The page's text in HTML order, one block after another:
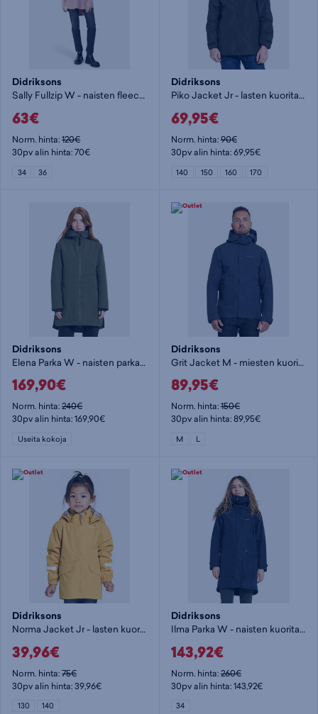
Didriksons
Sally Fullzip W - naisten fleecetakki
63€
Norm. hinta:120€
30pv alin hinta: 70€
34 36
Didriksons
Piko Jacket Jr - lasten kuoritakki
69,95€
Norm. hinta:90€
30pv alin hinta: 69,95€
140 150 160 170
Didriksons
Elena Parka W - naisten parkatakki
169,90€
Norm. hinta:240€
30pv alin hinta: 169,90€
Useita kokoja
Didriksons
Grit Jacket M - miesten kuoritakki
89,95€
Norm. hinta:150€
30pv alin hinta: 89,95€
M L
Didriksons
Norma Jacket Jr - lasten kuoritakki
39,96€
Norm. hinta:75€
30pv alin hinta: 39,96€
130 140
Didriksons
Ilma Parka W - naisten kuoritakki
143,92€
Norm. hinta:260€
30pv alin hinta: 143,92€
34